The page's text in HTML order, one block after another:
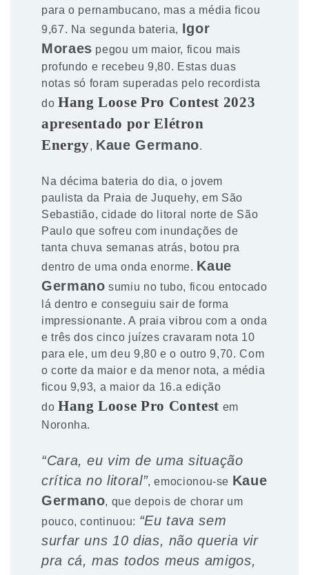
para o pernambucano, mas a média ficou
9,67. Na segunda bateria, Igor
Moraes pegou um maior, ficou mais
profundo e recebeu 9,80. Estas duas
notas só foram superadas pelo recordista
do Hang Loose Pro Contest 2023
apresentado por Elétron
Energy, Kaue Germano.
Na décima bateria do dia, o jovem
paulista da Praia de Juquehy, em São
Sebastião, cidade do litoral norte de São
Paulo que sofreu com inundações de
tanta chuva semanas atrás, botou pra
dentro de uma onda enorme. Kaue
Germano sumiu no tubo, ficou entocado
lá dentro e conseguiu sair de forma
impressionante. A praia vibrou com a onda
e três dos cinco juízes cravaram nota 10
para ele, um deu 9,80 e o outro 9,70. Com
o corte da maior e da menor nota, a média
ficou 9,93, a maior da 16.a edição
do Hang Loose Pro Contest em
Noronha.
“Cara, eu vim de uma situação
crítica no litoral”, emocionou-se Kaue
Germano, que depois de chorar um
pouco, continuou: “Eu tava sem
surfar uns 10 dias, não queria vir
pra cá, mas todos meus amigos,